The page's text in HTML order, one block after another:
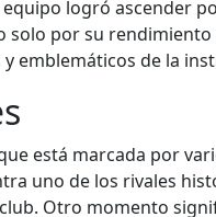
logró ascender
solo por su
emblemáticos de la
está marcada por
uno de los rivales
Otro momento